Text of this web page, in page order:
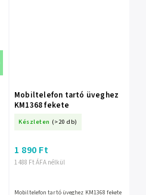
Mobiltelefon tartó üveghez
KM1368 fekete
Készleten (>20 db)
1 488 Ft ÁFA nélkül
1 890 Ft
Mobiltelefon tartó üveghez KM1368 fekete